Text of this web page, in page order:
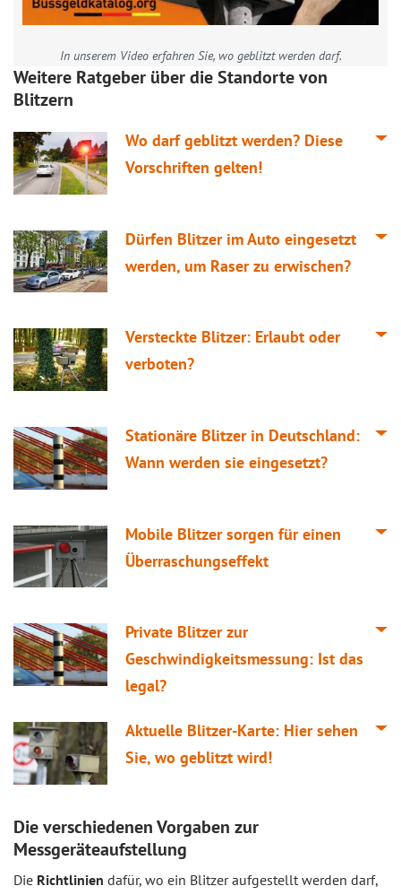
In unserem Video erfahren Sie, wo geblitzt werden darf.
Weitere Ratgeber über die Standorte von
Blitzern
Wo darf geblitzt werden? Diese
Vorschriften gelten!
Dürfen Blitzer im Auto eingesetzt
werden, um Raser zu erwischen?
Versteckte Blitzer: Erlaubt oder
verboten?
Stationäre Blitzer in Deutschland:
Wann werden sie eingesetzt?
Mobile Blitzer sorgen für einen
Überraschungseffekt
Private Blitzer zur
Geschwindigkeitsmessung: Ist das
legal?
Aktuelle Blitzer-Karte: Hier sehen
Sie, wo geblitzt wird!
Die verschiedenen Vorgaben zur
Messgeräteaufstellung
Die Richtlinien dafür, wo ein Blitzer aufgestellt werden darf,